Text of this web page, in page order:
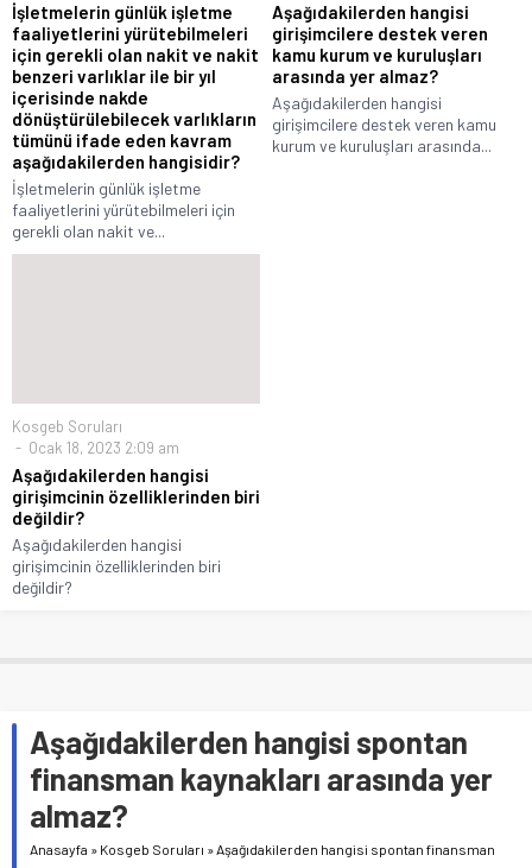
İşletmelerin günlük işletme
faaliyetlerini yürütebilmeleri
için gerekli olan nakit ve nakit
benzeri varlıklar ile bir yıl
içerisinde nakde
dönüştürülebilecek varlıkların
tümünü ifade eden kavram
aşağıdakilerden hangisidir?
İşletmelerin günlük işletme
faaliyetlerini yürütebilmeleri için
gerekli olan nakit ve...
Aşağıdakilerden hangisi
girişimcilere destek veren
kamu kurum ve kuruluşları
arasında yer almaz?
Aşağıdakilerden hangisi
girişimcilere destek veren kamu
kurum ve kuruluşları arasında...
Kosgeb Soruları
Ocak 18, 2023 2:09 am
Aşağıdakilerden hangisi
girişimcinin özelliklerinden biri
değildir?
Aşağıdakilerden hangisi
girişimcinin özelliklerinden biri
değildir?
Aşağıdakilerden hangisi spontan
finansman kaynakları arasında yer
almaz?
Anasayfa » Kosgeb Soruları » Aşağıdakilerden hangisi spontan finansman